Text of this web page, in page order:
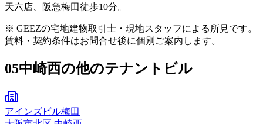
天六店、阪急梅田徒歩10分。
※ GEEZの宅地建物取引士・現地スタッフによる所見です。
賃料・契約条件はお問合せ後に個別ご案内します。
05中崎西の他のテナントビル
アインズビル梅田